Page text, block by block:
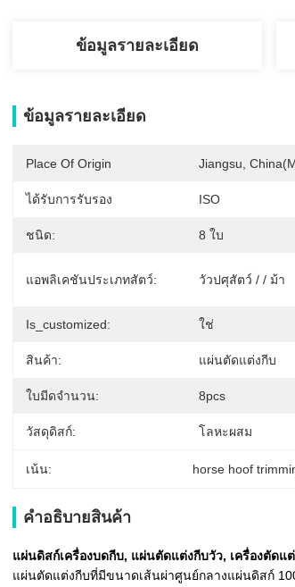
ข้อมูลรายละเอียด
ข้อมูลรายละเอียด
Place Of Origin Jiangsu,
ได้รับการรับรอง ISO
ชนิด: 8 ใบ
แอพลิเคชันประเภทสัตว์: วัวปศุสัตว์ / / ม้า
Is_customized: ใช่
สินค้า: แผ่นตัดแต่งกีบ
ใบมีดจำนวน: 8pcs
วัสดุดิสก์: โลหะผสม
เน้น: horse hoof
คําอธิบายสินค้า
แผ่นดิสก์เครื่องบดกีบ, แผ่นตัดแต่งกีบวัว, เครื่องตัดแ
แผ่นตัดแต่งกีบที่มีขนาดเส้นผ่าศูนย์กลางแผ่นดิสก์